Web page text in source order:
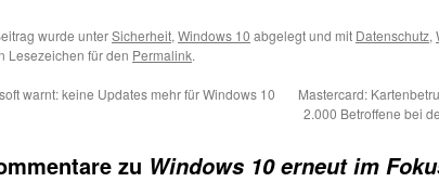
wurde unterSicherheit, Windows 10 abgelegt und mit Datenschutz,
Lesezeichen für den Permalink.
warnt: keine Updates mehr für Windows 10
Mastercard:
2.000 Betroffene bei
zu Windows 10 erneut im